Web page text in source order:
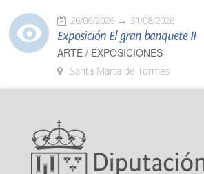
26/06/2026 31/08/2026
Exposición El gran banquete II
ARTE / EXPOSICIONES
Santa Marta de Tormes